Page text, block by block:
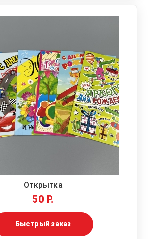
Открытка
50 Р.
Быстрый заказ